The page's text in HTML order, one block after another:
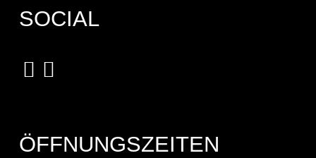
SOCIAL
ÖFFNUNGSZEITEN